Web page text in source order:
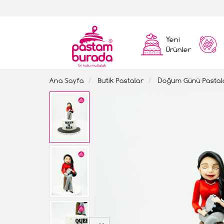
Yeni
Ürünler
Ana Sayfa Butik Pastalar Doğum Günü